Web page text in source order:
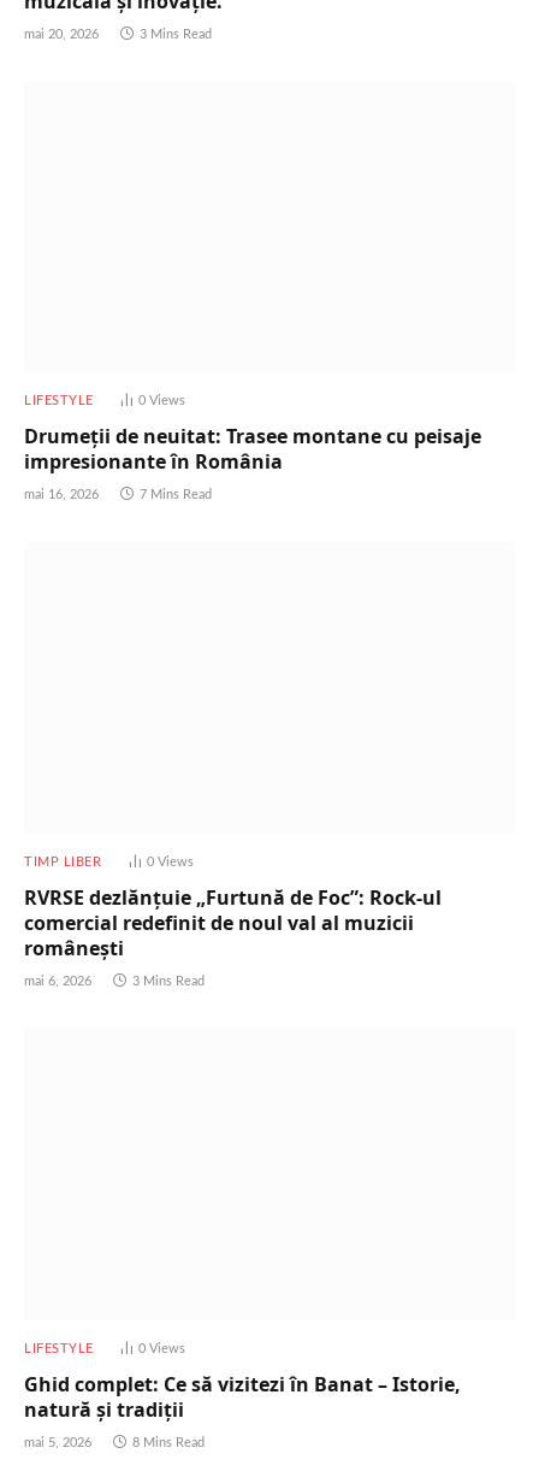
mai 20, 2026 3 Mins Read
LIFESTYLE 0 Views
Drumeții de neuitat: Trasee montane cu peisaje
impresionante în România
mai 16, 2026 7 Mins Read
TIMP LIBER 0 Views
RVRSE dezlănțuie „Furtună de Foc”: Rock-ul
comercial redefinit de noul val al muzicii
românești
mai 6, 2026 3 Mins Read
LIFESTYLE 0 Views
Ghid complet: Ce să vizitezi în Banat – Istorie,
natură și tradiții
mai 5, 2026 8 Mins Read